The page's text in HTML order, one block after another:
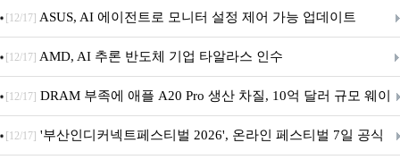
아의 용사’ 재개최 및 풍성한 기념 이벤트 실시!
[12/17] ASUS, AI 에이전트로 모니터 설정 제어 가능 업데이트
[12/17] AMD, AI 추론 반도체 기업 타알라스 인수
[12/17] DRAM 부족에 애플 A20 Pro 생산 차질, 10억 달러 규모 웨이
퍼 대기
[12/17] '부산인디커넥트페스티벌 2026', 온라인 페스티벌 7일 공식